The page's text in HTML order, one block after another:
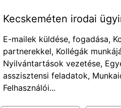
Kecskeméten irodai
E-mailek küldése, fogadása,
partnerekkel, Kollégák
Nyilvántartások vezetése,
asszisztensi feladatok,
Felhasználói...